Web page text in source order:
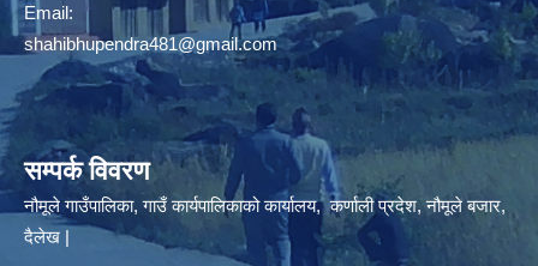
Email:
shahibhupendra481@gmail.com
सम्पर्क विवरण
नौमूले गाउँपालिका, गाउँ कार्यपालिकाको कार्यालय, कर्णाली प्रदेश, नौमूले बजार,
दैलेख |